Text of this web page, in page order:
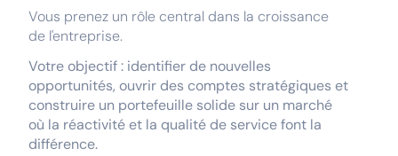
Vous prenez un rôle central dans la croissance
de l'entreprise.
Votre objectif : identifier de nouvelles
opportunités, ouvrir des comptes stratégiques et
construire un portefeuille solide sur un marché
où la réactivité et la qualité de service font la
différence.